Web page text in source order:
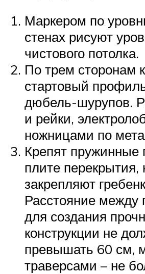
Маркером по
стенах рисуют
чистового потолка.
По трем сторонам
стартовый
дюбель-шурупов.
и рейки,
ножницами по
Крепят пружинные
плите перекрытия,
закрепляют
Расстояние между
для создания
конструкции не
превышать 60 см,
траверсами – не